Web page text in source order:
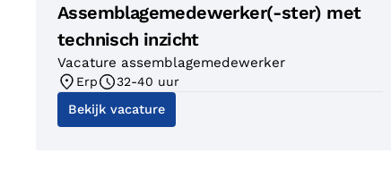
Assemblagemedewerker(-ster) met
technisch inzicht
Vacature assemblagemedewerker
Erp
32-40 uur
Bekijk vacature